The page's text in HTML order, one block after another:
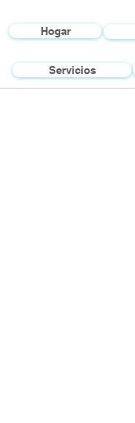
Hogar
Servicios